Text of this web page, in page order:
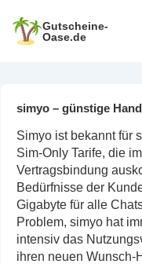
Zum
Inhalt
Gutscheine-
Oase.de
simyo – günstige
Simyo ist bekannt für
Sim-Only Tarife, die
Vertragsbindung
Bedürfnisse der
Gigabyte für alle
Problem, simyo hat
intensiv das
ihren neuen Wunsch-